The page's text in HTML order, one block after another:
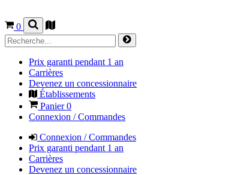
0
Prix garanti pendant 1 an
Carrières
Devenez un concessionnaire
Établissements
Panier0
Connexion / Commandes
Connexion / Commandes
Prix garanti pendant 1 an
Carrières
Devenez un concessionnaire